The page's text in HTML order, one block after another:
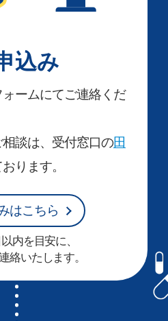
込み
ームにてご連絡くだ
談は、受付窓口の田
ります。
はこちら
内を目安に、
絡いたします。